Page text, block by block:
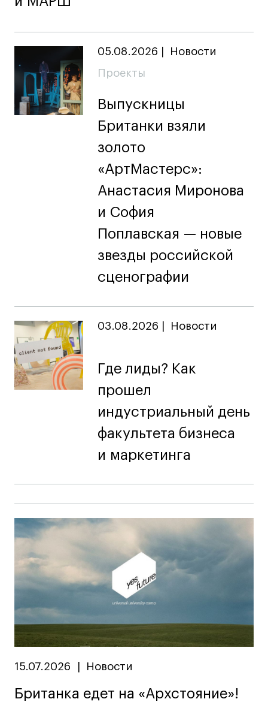
05.08.2026 Новости
Проекты
Выпускницы
Британки взяли
золото
«АртМастерс»:
Анастасия Миронова
и София
Поплавская — новые
звезды российской
сценографии
03.08.2026 Новости
Где лиды? Как
прошел
индустриальный день
факультета бизнеса
и маркетинга
15.07.2026 Новости
Британка едет на «Архстояние»!